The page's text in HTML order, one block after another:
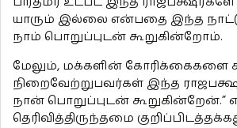
யாரும் இல்லை என்பதை இந்த
நாம் பொறுப்புடன் கூறுகின்றோம்.
மேலும், மக்களின் கோரிக்கைகளை
நிறைவேற்றுபவர்கள் இந்த
நான் பொறுப்புடன் கூறுகின்றேன்.”
தெரிவித்திருந்தமை